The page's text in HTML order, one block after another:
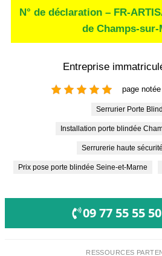
N° de déclaration – FR-
de Champs-sur-
Entreprise
page
Serrurier Porte
Installation porte blindée
Serrurerie haute
Prix pose porte blindée Seine-et-Marne
09 77 55 55 50
RESSOURCES